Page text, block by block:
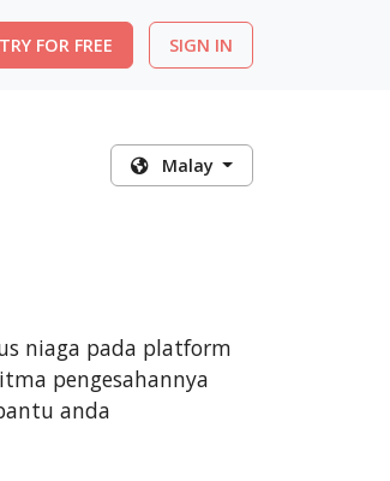
TRY FOR FREE SIGN IN
Malay
niaga pada platform
pengesahannya
anda